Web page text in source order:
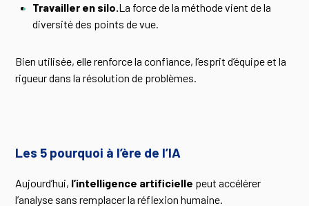
Travailler en silo.La force de la méthode vient de la
diversité des points de vue.
Bien utilisée, elle renforce la confiance, l’esprit d’équipe et la
rigueur dans la résolution de problèmes.
Les 5 pourquoi à l’ère de l’IA
Aujourd’hui, l’intelligence artificielle peut accélérer
l’analyse sans remplacer la réflexion humaine.